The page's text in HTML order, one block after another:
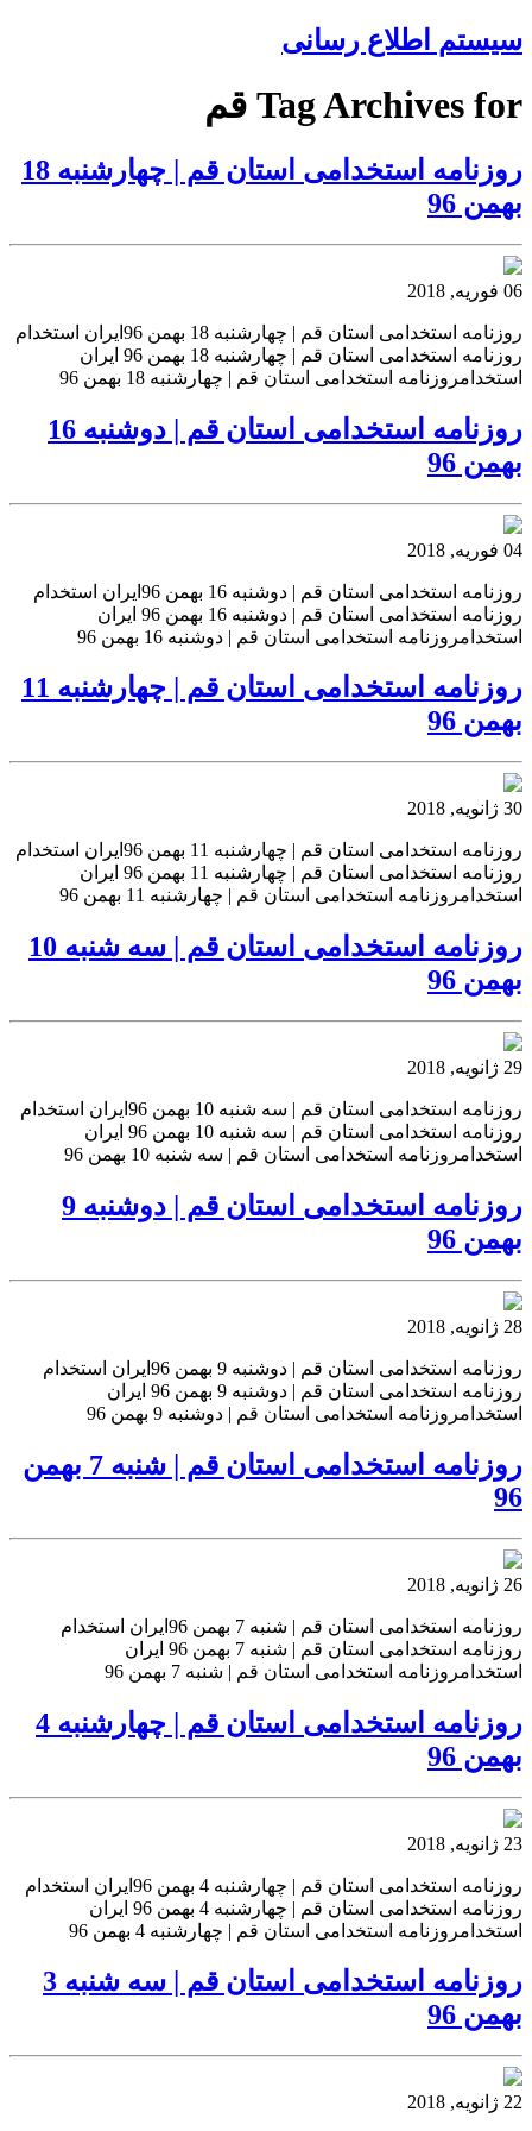
سیستم اطلاع رسانی
Tag Archives for قم
روزنامه استخدامی استان قم | چهارشنبه 18
بهمن 96
06 فوریه, 2018
روزنامه استخدامی استان قم | چهارشنبه 18 بهمن 96ایران استخدام
روزنامه استخدامی استان قم | چهارشنبه 18 بهمن 96 ایران
استخدامروزنامه استخدامی استان قم | چهارشنبه 18 بهمن 96
روزنامه استخدامی استان قم | دوشنبه 16
بهمن 96
04 فوریه, 2018
روزنامه استخدامی استان قم | دوشنبه 16 بهمن 96ایران استخدام
روزنامه استخدامی استان قم | دوشنبه 16 بهمن 96 ایران
استخدامروزنامه استخدامی استان قم | دوشنبه 16 بهمن 96
روزنامه استخدامی استان قم | چهارشنبه 11
بهمن 96
30 ژانویه, 2018
روزنامه استخدامی استان قم | چهارشنبه 11 بهمن 96ایران استخدام
روزنامه استخدامی استان قم | چهارشنبه 11 بهمن 96 ایران
استخدامروزنامه استخدامی استان قم | چهارشنبه 11 بهمن 96
روزنامه استخدامی استان قم | سه شنبه 10
بهمن 96
29 ژانویه, 2018
روزنامه استخدامی استان قم | سه شنبه 10 بهمن 96ایران استخدام
روزنامه استخدامی استان قم | سه شنبه 10 بهمن 96 ایران
استخدامروزنامه استخدامی استان قم | سه شنبه 10 بهمن 96
روزنامه استخدامی استان قم | دوشنبه 9
بهمن 96
28 ژانویه, 2018
روزنامه استخدامی استان قم | دوشنبه 9 بهمن 96ایران استخدام
روزنامه استخدامی استان قم | دوشنبه 9 بهمن 96 ایران
استخدامروزنامه استخدامی استان قم | دوشنبه 9 بهمن 96
روزنامه استخدامی استان قم | شنبه 7 بهمن
96
26 ژانویه, 2018
روزنامه استخدامی استان قم | شنبه 7 بهمن 96ایران استخدام
روزنامه استخدامی استان قم | شنبه 7 بهمن 96 ایران
استخدامروزنامه استخدامی استان قم | شنبه 7 بهمن 96
روزنامه استخدامی استان قم | چهارشنبه 4
بهمن 96
23 ژانویه, 2018
روزنامه استخدامی استان قم | چهارشنبه 4 بهمن 96ایران استخدام
روزنامه استخدامی استان قم | چهارشنبه 4 بهمن 96 ایران
استخدامروزنامه استخدامی استان قم | چهارشنبه 4 بهمن 96
روزنامه استخدامی استان قم | سه شنبه 3
بهمن 96
22 ژانویه, 2018